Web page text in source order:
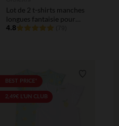
Lot de 2 t-shirts manches
longues fantaisie pour
bébé fille
4.8
BEST PRICE*
2,49€ L'UN CLUB